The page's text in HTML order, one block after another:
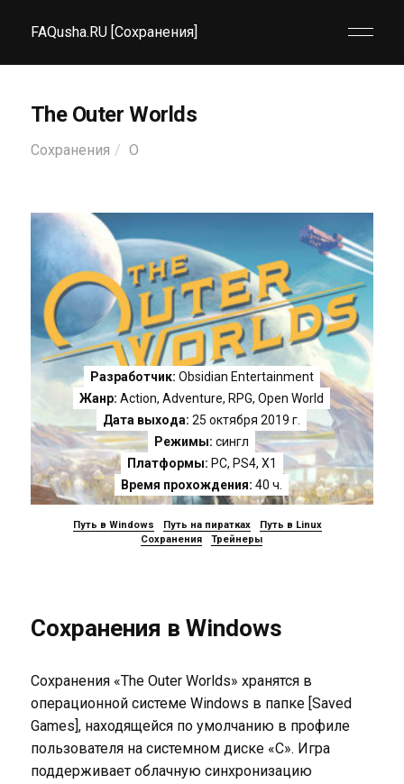
FAQusha.RU [Сохранения]
The Outer Worlds
Сохранения O
Разработчик: Obsidian Entertainment
Жанр: Action,Adventure, RPG,Open World
Дата выхода: 25 октября 2019 г.
Режимы: сингл
Платформы: PC, PS4, X1
Время прохождения: 40 ч.
Путь в Windows Путь на пиратках
Путь в Linux
Сохранения
Трейнеры
Сохранения в Windows
Сохранения «The Outer Worlds» хранятся в
операционной системе Windows в папке [Saved
Games], находящейся по умолчанию в профиле
пользователя на системном диске «C». Игра
поддерживает облачную синхронизацию